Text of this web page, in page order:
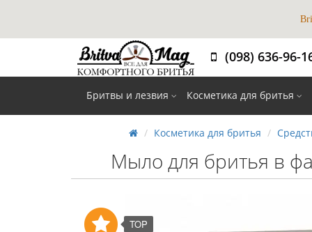
(098) 636-96-
Бритвы и лезвия Косметика для бритья
Косметика для бритья
Мыло для бритья в
TOP